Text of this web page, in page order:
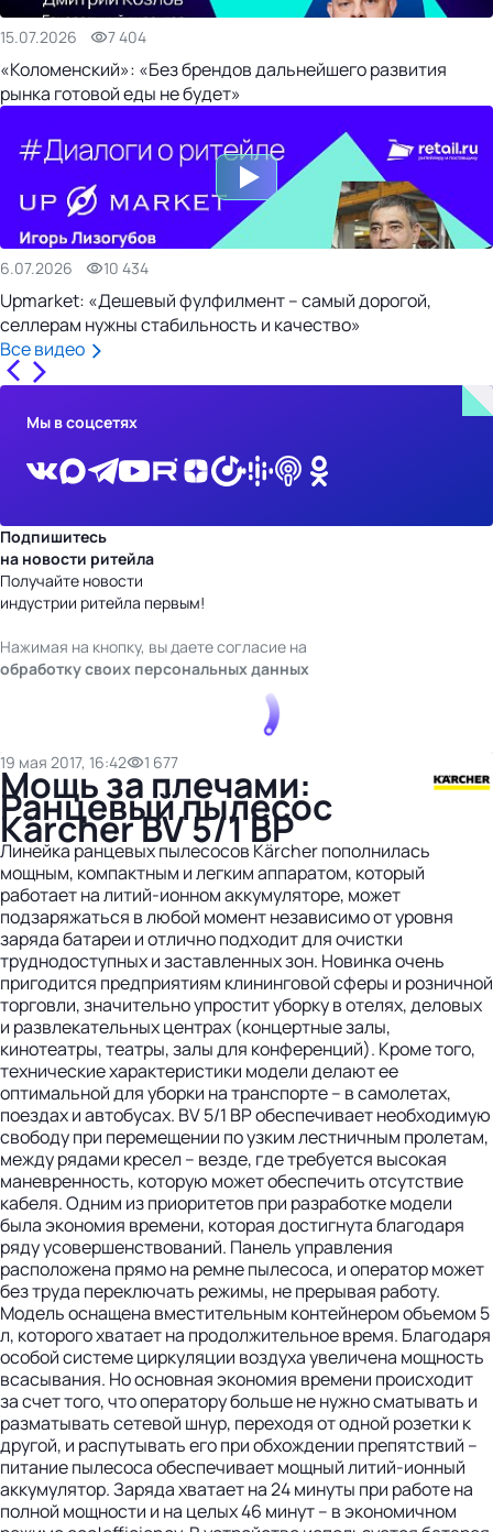
15.07.2026 7 404
«Коломенский»: «Без брендов дальнейшего развития
рынка готовой еды не будет»
6.07.2026 10 434
Upmarket: «Дешевый фулфилмент – самый дорогой,
селлерам нужны стабильность и качество»
Все видео
Мы в соцсетях
Подпишитесь
на новости ритейла
Получайте новости
индустрии ритейла первым!
Нажимая на кнопку, вы даете согласие на
обработку своих персональных данных
19 мая 2017, 16:42 1 677
Мощь за плечами:
Ранцевый пылесос
Kärcher BV 5/1 BP
Линейка ранцевых пылесосов Kärcher пополнилась
мощным, компактным и легким аппаратом, который
работает на литий-ионном аккумуляторе, может
подзаряжаться в любой момент независимо от уровня
заряда батареи и отлично подходит для очистки
труднодоступных и заставленных зон. Новинка очень
пригодится предприятиям клининговой сферы и розничной
торговли, значительно упростит уборку в отелях, деловых
и развлекательных центрах (концертные залы,
кинотеатры, театры, залы для конференций). Кроме того,
технические характеристики модели делают ее
оптимальной для уборки на транспорте – в самолетах,
поездах и автобусах. BV 5/1 BP обеспечивает необходимую
свободу при перемещении по узким лестничным пролетам,
между рядами кресел – везде, где требуется высокая
маневренность, которую может обеспечить отсутствие
кабеля. Одним из приоритетов при разработке модели
была экономия времени, которая достигнута благодаря
ряду усовершенствований. Панель управления
расположена прямо на ремне пылесоса, и оператор может
без труда переключать режимы, не прерывая работу.
Модель оснащена вместительным контейнером объемом 5
л, которого хватает на продолжительное время. Благодаря
особой системе циркуляции воздуха увеличена мощность
всасывания. Но основная экономия времени происходит
за счет того, что оператору больше не нужно сматывать и
разматывать сетевой шнур, переходя от одной розетки к
другой, и распутывать его при обхождении препятствий –
питание пылесоса обеспечивает мощный литий-ионный
аккумулятор. Заряда хватает на 24 минуты при работе на
полной мощности и на целых 46 минут – в экономичном